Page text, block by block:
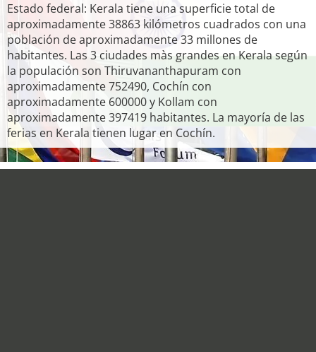
Estado federal: Kerala tiene una superficie total de
aproximadamente 38863 kilómetros cuadrados con una
población de aproximadamente 33 millones de
habitantes. Las 3 ciudades màs grandes en Kerala según
la populación son Thiruvananthapuram con
aproximadamente 752490, Cochín con
aproximadamente 600000 y Kollam con
aproximadamente 397419 habitantes. La mayoría de las
ferias en Kerala tienen lugar en Cochín.